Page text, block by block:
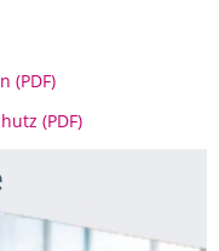
(PDF)
(PDF)